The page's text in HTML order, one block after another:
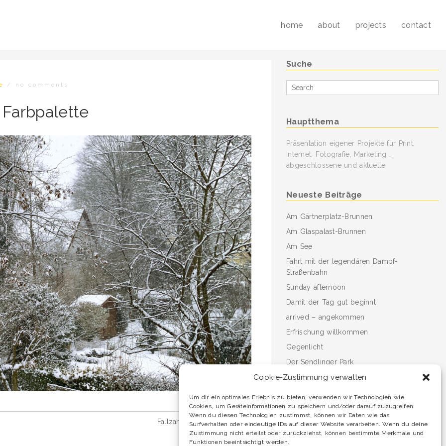
Cookie-Zustimmung verwalten
Um dir ein optimales Erlebnis zu bieten, verwenden wir Technologien wie
Cookies, um Geräteinformationen zu speichern und/oder darauf zuzugreifen.
Wenn du diesen Technologien zustimmst, können wir Daten wie das
Surfverhalten oder eindeutige IDs auf dieser Website verarbeiten. Wenn du deine
Zustimmung nicht erteilst oder zurückziehst, können bestimmte Merkmale und
Funktionen beeinträchtigt werden.
home about projects contact
/ no comments
Fallzahlen zum Coronavirus
Suche
Search
for
Hauptthema
Präsentation eigener Projekte für Print,
Internet, Fotografie, Marketing …
abgeschlossene und aktuelle
Neueste Beiträge
Am Gärtnerplatz-Brunnen
Am Glaspalast-Brunnen
Am See
Fahrt mit der legendären Dampf-
Straßenbahn
Sunday afternoon
Damit der Tag gut beginnt
arrived – angekommen
Erfrischung willkommen
Gegenlicht
Der Sendlinger Park